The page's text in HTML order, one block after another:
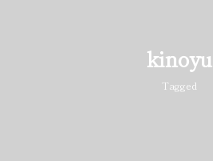
kinoyu
Tagged